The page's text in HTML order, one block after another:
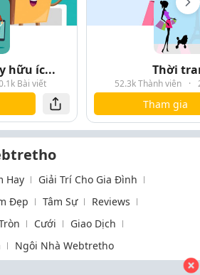
hữu íc...
Bài viết
Thời
52.3k Thành viên ·
Tham gia
Hay
Giải Trí Cho Gia Đình
Đẹp Tâm Sự
Reviews
Cưới
Giao Dịch
Ngôi Nhà Webtretho